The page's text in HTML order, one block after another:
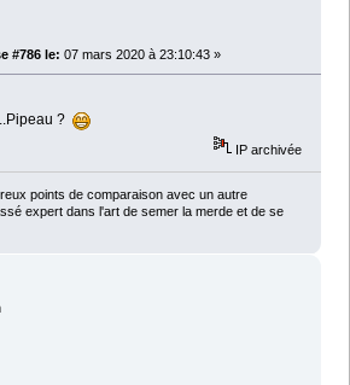
#786 le: 07 mars 2020 à 23:10:43 »
?
IP archivée
points de comparaison avec un autre
expert dans l'art de semer la merde et de se